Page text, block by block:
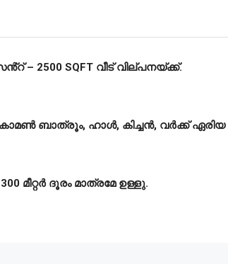
– 2500 SQFT വീട് വില്പനയ്ക്ക്.
ബാത്രൂം, ഹാൾ, കിച്ചൻ, വർക്ക്
മീറ്റർ ദൂരം മാത്രമേ ഉള്ളു.